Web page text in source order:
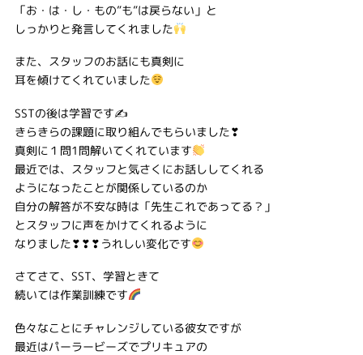
「お・は・し・もの”も”は戻らない」と
しっかりと発言してくれました
また、スタッフのお話にも真剣に
耳を傾けてくれていました
SSTの後は学習です✍
きらきらの課題に取り組んでもらいました❣
真剣に１問1問解いてくれています
最近では、スタッフと気さくにお話ししてくれる
ようになったことが関係しているのか
自分の解答が不安な時は「先生これであってる？」
とスタッフに声をかけてくれるように
なりました❣❣❣うれしい変化です
さてさて、SST、学習ときて
続いては作業訓練です
色々なことにチャレンジしている彼女ですが
最近はパーラービーズでプリキュアの